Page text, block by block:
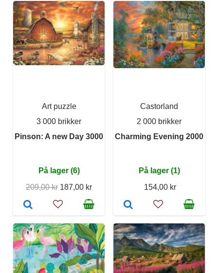
Art puzzle
3 000 brikker
Pinson: A new Day 3000
På lager (6)
209,00 kr 187,00 kr
Castorland
2 000 brikker
Charming Evening 2000
På lager (1)
154,00 kr